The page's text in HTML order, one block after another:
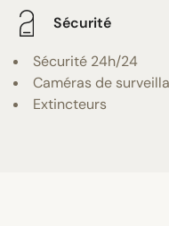
Sécurité
Sécurité 24h/24
Caméras de
Extincteurs